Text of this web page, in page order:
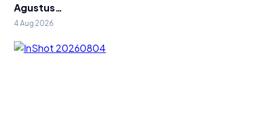
Agustus…
4 Aug 2026